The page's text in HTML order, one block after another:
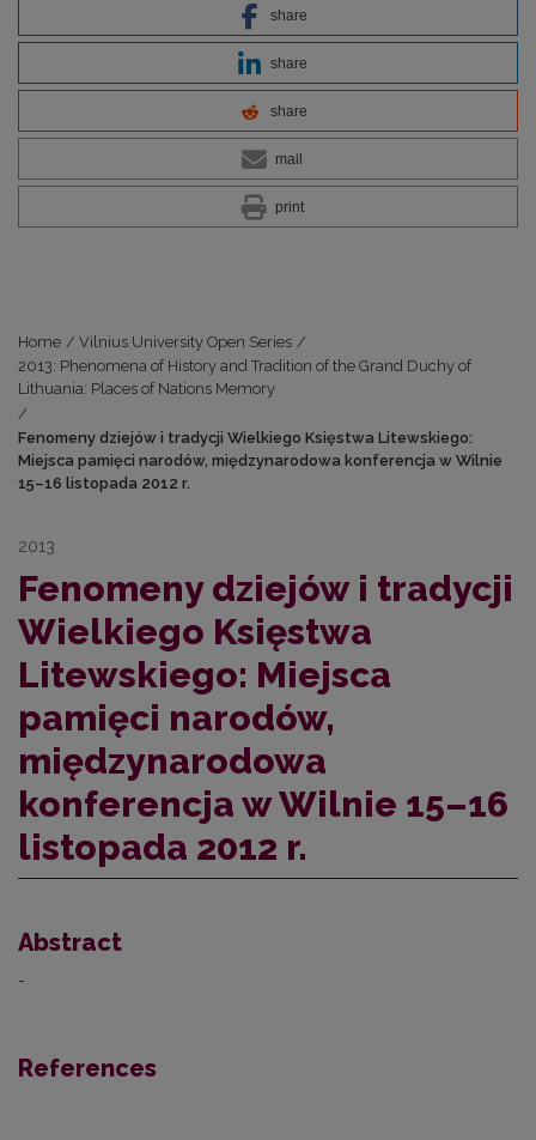
share
share
share
mail
print
Home / Vilnius University Open Series /
2013: Phenomena of History and Tradition of the Grand Duchy of
Lithuania: Places of Nations Memory
/
Fenomeny dziejów i tradycji Wielkiego Księstwa Litewskiego:
Miejsca pamięci narodów, międzynarodowa konferencja w Wilnie
15–16 listopada 2012 r.
2013
Fenomeny dziejów i tradycji
Wielkiego Księstwa
Litewskiego: Miejsca
pamięci narodów,
międzynarodowa
konferencja w Wilnie 15–16
listopada 2012 r.
Abstract
-
References